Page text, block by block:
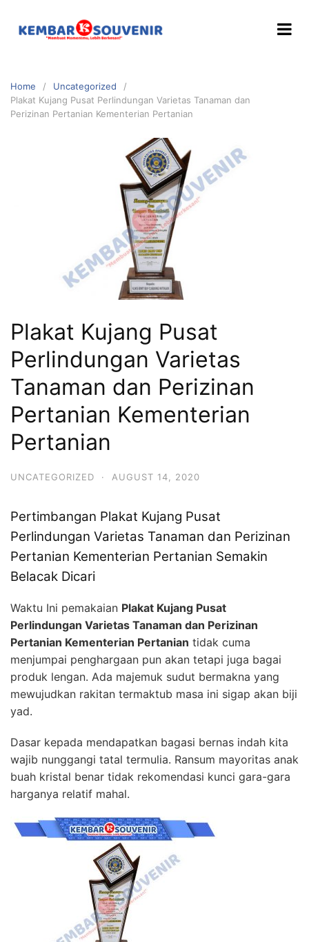
Home
Uncategorized
Plakat Kujang Pusat Perlindungan Varietas Tanaman dan
Perizinan Pertanian Kementerian Pertanian
Plakat Kujang Pusat
Perlindungan Varietas
Tanaman dan Perizinan
Pertanian Kementerian
Pertanian
UNCATEGORIZED · AUGUST 14, 2020
Pertimbangan Plakat Kujang Pusat
Perlindungan Varietas Tanaman dan Perizinan
Pertanian Kementerian Pertanian Semakin
Belacak Dicari
Waktu Ini pemakaian Plakat Kujang Pusat
Perlindungan Varietas Tanaman dan Perizinan
Pertanian Kementerian Pertanian tidak cuma
menjumpai penghargaan pun akan tetapi juga bagai
produk lengan. Ada majemuk sudut bermakna yang
mewujudkan rakitan termaktub masa ini sigap akan biji
yad.
Dasar kepada mendapatkan bagasi bernas indah kita
wajib nunggangi tatal termulia. Ransum mayoritas anak
buah kristal benar tidak rekomendasi kunci gara-gara
harganya relatif mahal.